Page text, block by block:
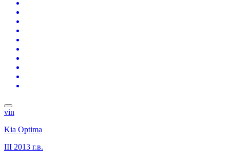
vin
Kia Optima
III 2013 г.в.